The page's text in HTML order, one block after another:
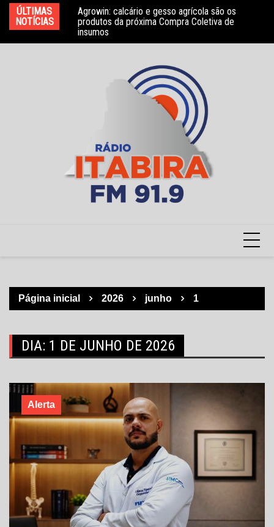
para
conteúdo
ÚLTIMAS
NOTÍCIAS
Agrowin: calcário e gesso agrícola são os
produtos da próxima Compra Coletiva de
insumos
Novo convênio com a Associação Nosso Lar
garante atendimento a crianças com TEA
Página inicial 2026 junho 1
DIA: 1 DE JUNHO DE 2026
Alerta